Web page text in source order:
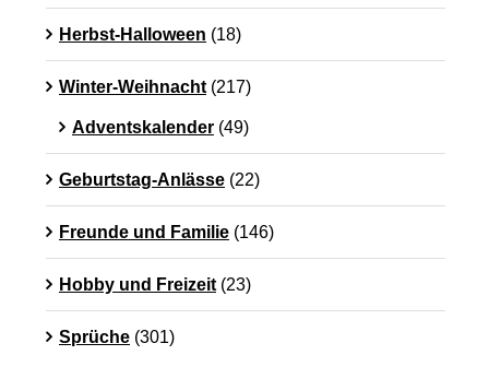
Herbst-Halloween (18)
Winter-Weihnacht (217)
Adventskalender (49)
Geburtstag-Anlässe (22)
Freunde und Familie (146)
Hobby und Freizeit (23)
Sprüche (301)